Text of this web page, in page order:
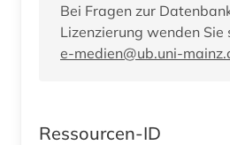
Bei Fragen zur
Lizenzierung wenden Sie
e-medien@ub.uni-
Ressourcen-ID